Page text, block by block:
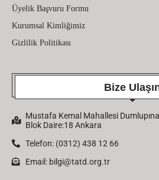
Üyelik Başvuru Formu
Kurumsal Kimliğimiz
Gizlilik Politikası
Bize
Mustafa Kemal Mahallesi
Blok Daire:18 Ankara
Telefon: (0312) 438 12 66
Email: bilgi@tatd.org.tr